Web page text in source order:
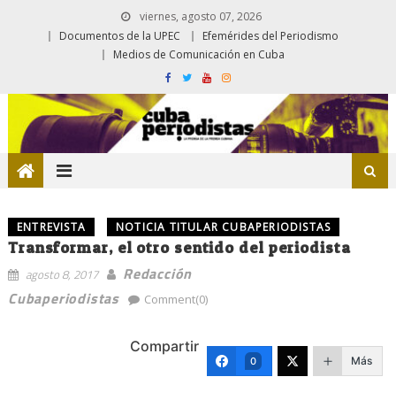
viernes, agosto 07, 2026
Documentos de la UPEC
Efemérides del Periodismo
Medios de Comunicación en Cuba
ENTREVISTA NOTICIA TITULAR CUBAPERIODISTAS
Transformar, el otro sentido del periodista
agosto 8, 2017
Redacción
Cubaperiodistas
Comment(0)
Compartir
0 Más